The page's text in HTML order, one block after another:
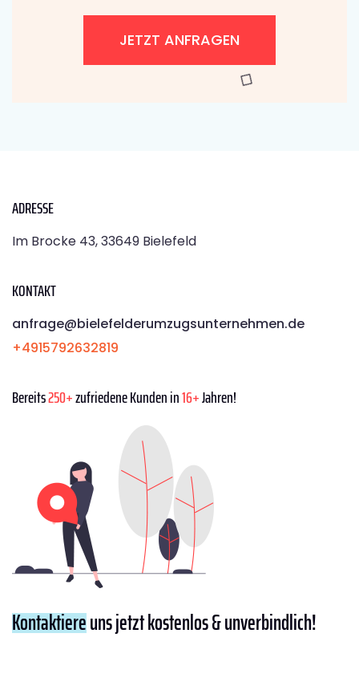
JETZT ANFRAGEN
ADRESSE
Im Brocke 43, 33649 Bielefeld
KONTAKT
anfrage@bielefelderumzugsunternehmen.de
+4915792632819
Bereits250+zufriedene Kunden in16+Jahren!
Kontaktiereuns jetzt kostenlos & unverbindlich!